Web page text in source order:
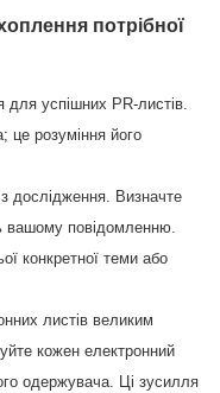
потрібної
для успішних PR-листів.
це розуміння його
з дослідження. Визначте
вашому повідомленню.
конкретної теми або
листів великим
кожен електронний
одержувача. Ці зусилля